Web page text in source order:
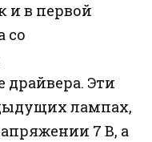
и в первой
со
драйвера. Эти
лампах,
7 В, а